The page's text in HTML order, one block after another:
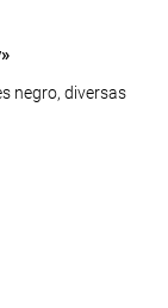
negro, diversas